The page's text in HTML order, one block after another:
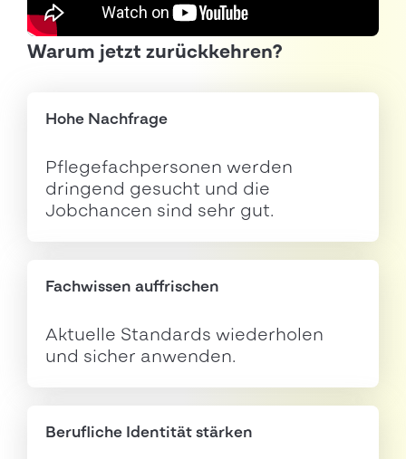
Warum jetzt zurückkehren?
Hohe Nachfrage
Pflegefachpersonen werden
dringend gesucht und die
Jobchancen sind sehr gut.
Fachwissen auffrischen
Aktuelle Standards wiederholen
und sicher anwenden.
Berufliche Identität stärken